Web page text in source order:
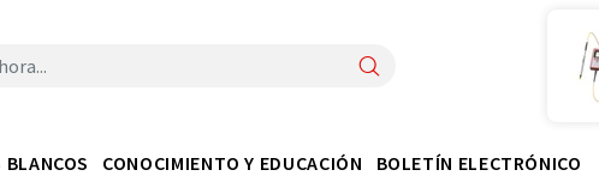
BLANCOS CONOCIMIENTO Y EDUCACIÓN BOLETÍN ELECTRÓNICO